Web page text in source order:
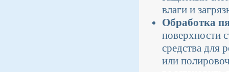
влаги и
Обработка
поверхности
средства для
или